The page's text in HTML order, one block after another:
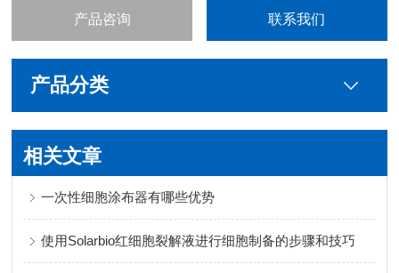
产品咨询 联系我们
产品分类
相关文章
一次性细胞涂布器有哪些优势
使用Solarbio红细胞裂解液进行细胞制备的步骤和技巧